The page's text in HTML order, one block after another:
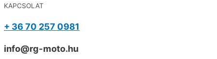
KAPCSOLAT
+ 36 70 257 0981
info@rg-moto.hu